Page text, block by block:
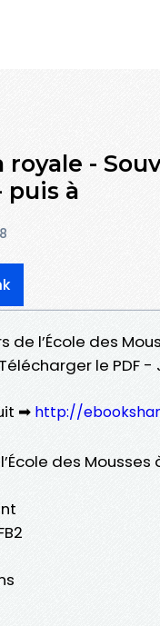
royale -
puis à
de l’École des
le PDF
➡ http://
des Mousses